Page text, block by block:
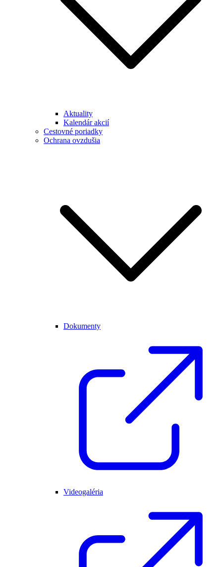
Aktuality
Kalendár akcií
Cestovné poriadky
Ochrana ovzdušia
Dokumenty
Videogaléria